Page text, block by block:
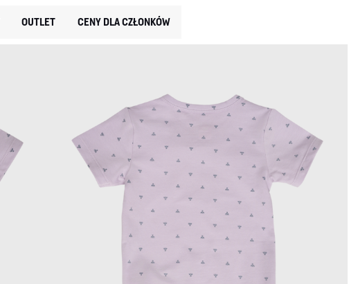
OUTLET CENY DLA CZŁONKÓW